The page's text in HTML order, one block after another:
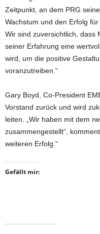
Zeitpunkt, an dem PRG
Wachstum und den Erfolg
Wir sind zuversichtlich, dass
seiner Erfahrung eine
wird, um die positive
voranzutreiben.“
Gary Boyd, Co-President
Vorstand zurück und wird
leiten. „Wir haben mit dem
zusammengestellt“,
weiteren Erfolg.“
Gefällt mir: